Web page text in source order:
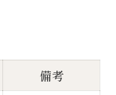
備考